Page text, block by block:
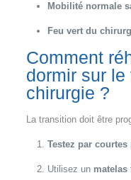
Mobilité normale
Feu vert du
Comment
dormir sur
chirurgie ?
La transition doit être
Testez par courtes
Utilisez un matelas